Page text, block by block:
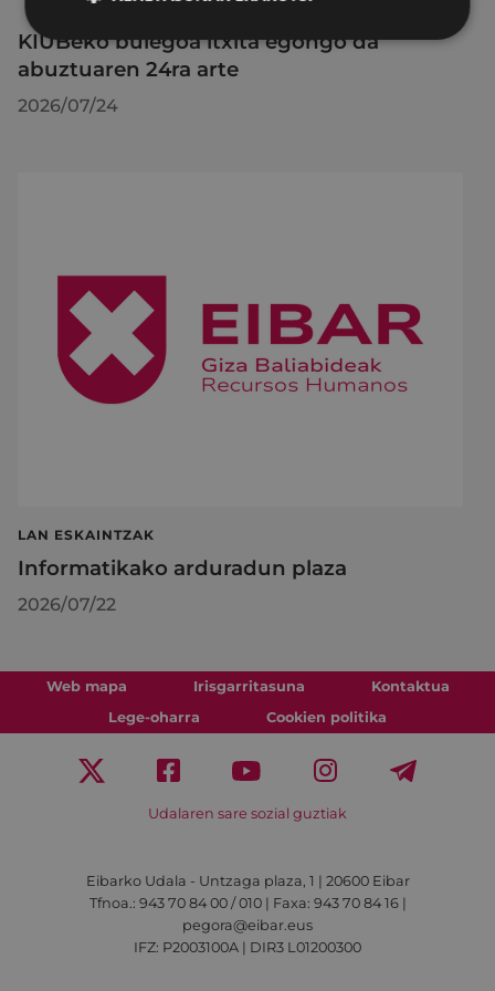
KIUBeko bulegoa itxita egongo da
abuztuaren 24ra arte
2026/07/24
LAN ESKAINTZAK
Informatikako arduradun plaza
2026/07/22
Web mapa Irisgarritasuna
Kontaktua
Lege-oharra
Cookien politika
Udalaren sare sozial guztiak
Eibarko Udala - Untzaga plaza, 1 | 20600 Eibar
Tfnoa.: 943 70 84 00 / 010 | Faxa: 943 70 84 16 |
pegora@eibar.eus
IFZ: P2003100A | DIR3 L01200300